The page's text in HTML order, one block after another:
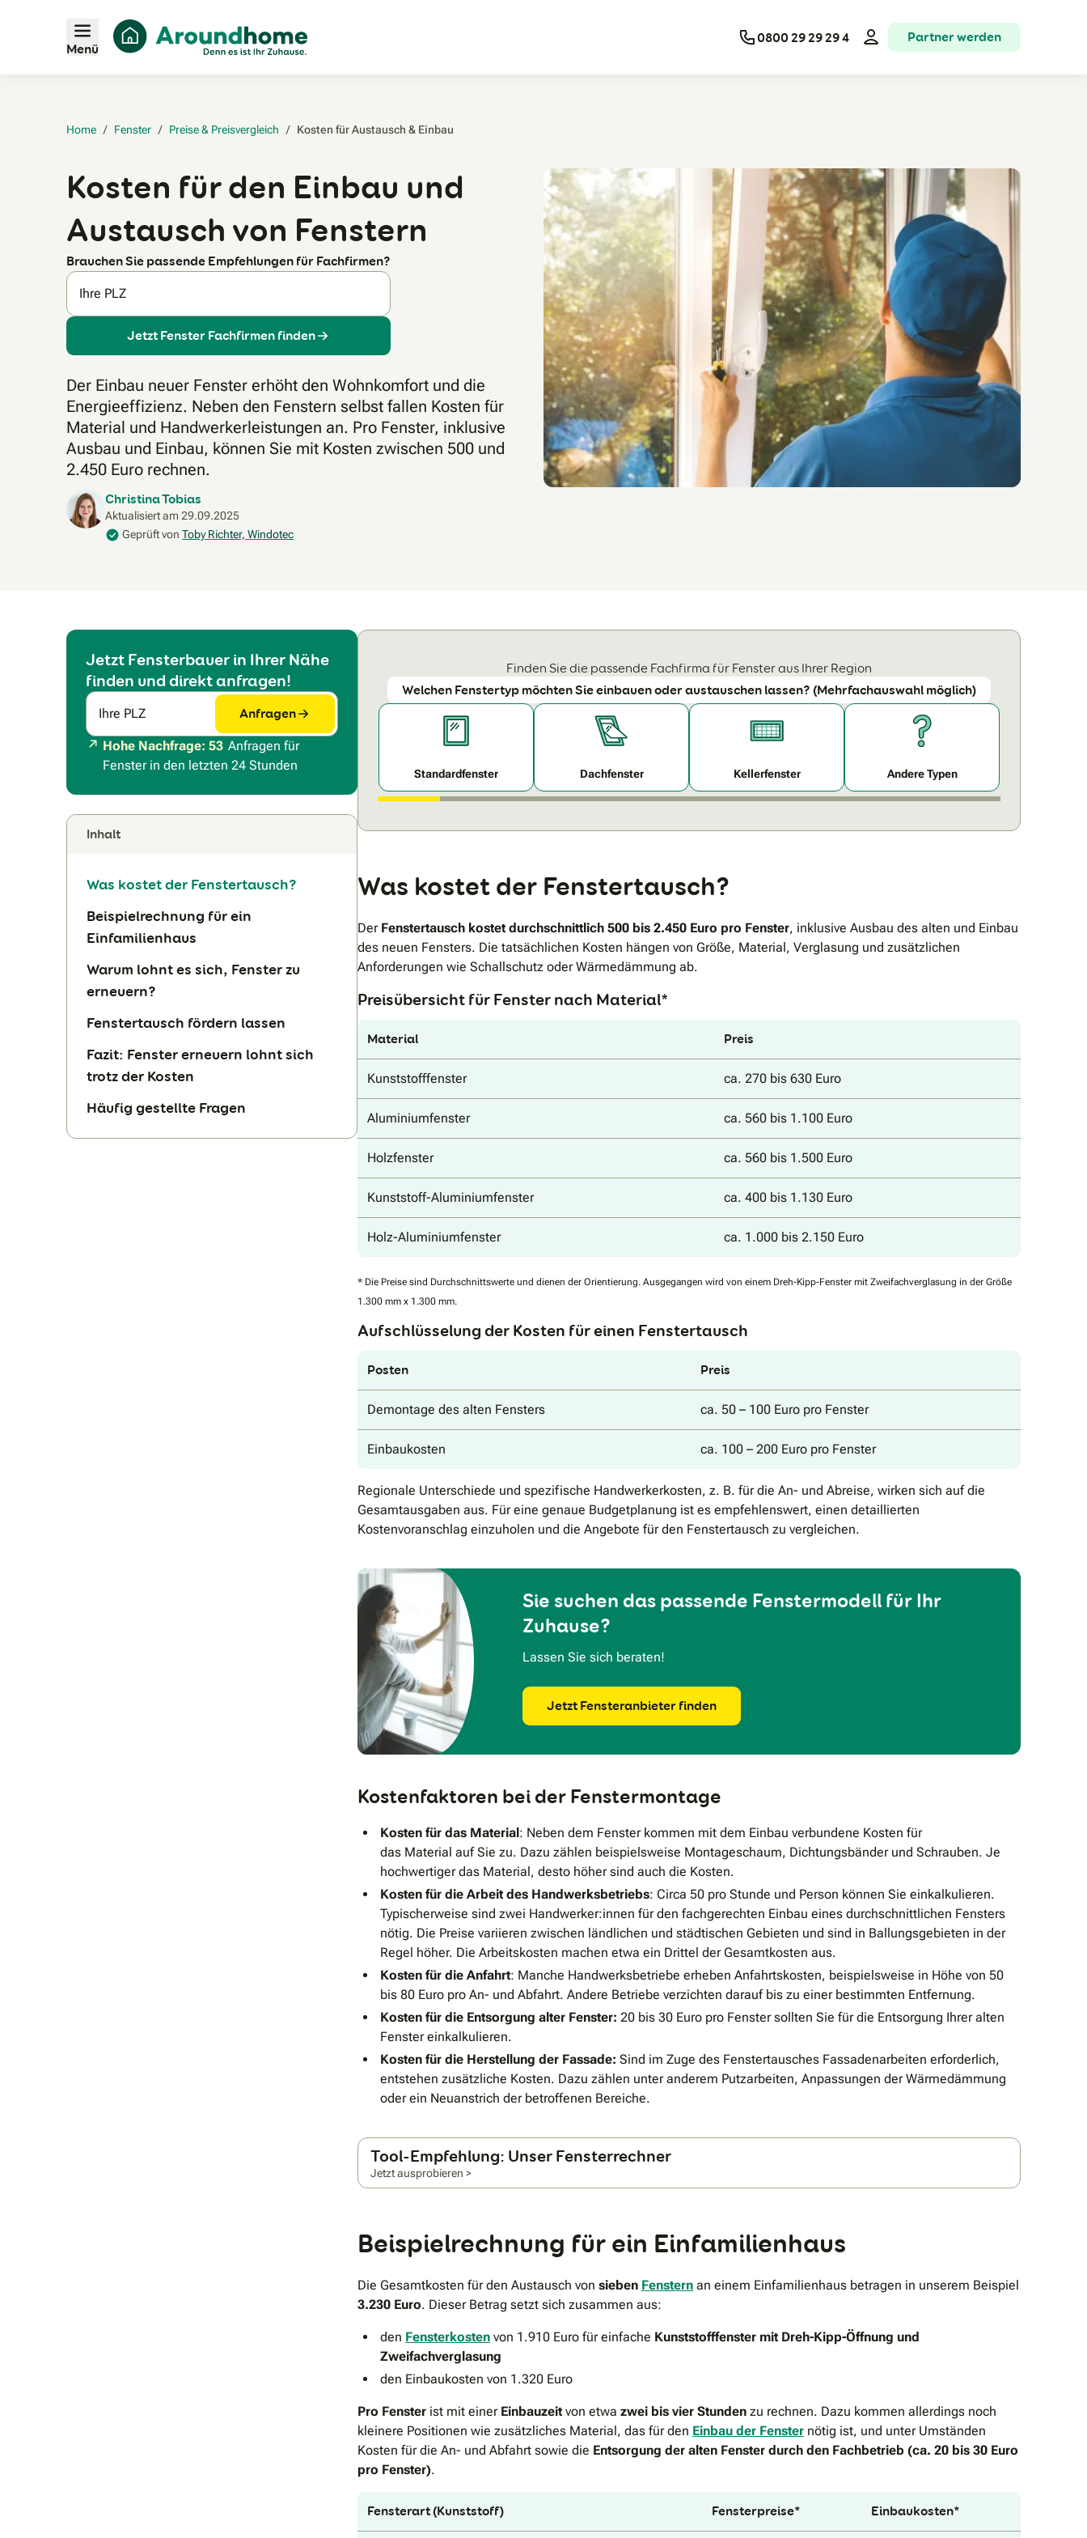
Menü
0800 29 29 29 4 Partner werden
Home / Fenster / Preise & Preisvergleich / Kosten für Austausch & Einbau‎
Kosten für den Einbau und
Austausch von Fenstern
Brauchen Sie passende Empfehlungen für Fachfirmen?
Ihre PLZ
Jetzt Fenster Fachfirmen finden
Der Einbau neuer Fenster erhöht den Wohnkomfort und die
Energieeffizienz. Neben den Fenstern selbst fallen Kosten für
Material und Handwerkerleistungen an. Pro Fenster, inklusive
Ausbau und Einbau, können Sie mit Kosten zwischen 500 und
2.450 Euro rechnen.
Christina Tobias
Aktualisiert am 29.09.2025
Geprüft von Toby Richter, Windotec
Jetzt Fensterbauer in Ihrer Nähe
finden und direkt anfragen!
Ihre PLZ Anfragen
Hohe Nachfrage: 53 Anfragen für
Fenster in den letzten 24 Stunden
Inhalt
Was kostet der Fenstertausch?
Beispielrechnung für ein
Einfamilienhaus
Warum lohnt es sich, Fenster zu
erneuern?
Fenstertausch fördern lassen
Fazit: Fenster erneuern lohnt sich
trotz der Kosten
Häufig gestellte Fragen
Finden Sie die passende Fachfirma für Fenster aus Ihrer Region
Welchen Fenstertyp möchten Sie einbauen oder austauschen lassen? (Mehrfachauswahl möglich)
Standardfenster Dachfenster Kellerfenster Andere Typen
Was kostet der Fenstertausch?
Der Fenstertausch kostet durchschnittlich 500 bis 2.450 Euro pro Fenster, inklusive Ausbau des alten und Einbau
des neuen Fensters. Die tatsächlichen Kosten hängen von Größe, Material, Verglasung und zusätzlichen
Anforderungen wie Schallschutz oder Wärmedämmung ab.
Preisübersicht für Fenster nach Material*
Material Preis
Kunststofffenster ca. 270 bis 630 Euro
Aluminiumfenster ca. 560 bis 1.100 Euro
Holzfenster ca. 560 bis 1.500 Euro
Kunststoff-Aluminiumfenster ca. 400 bis 1.130 Euro
Holz-Aluminiumfenster ca. 1.000 bis 2.150 Euro
* Die Preise sind Durchschnittswerte und dienen der Orientierung. Ausgegangen wird von einem Dreh-Kipp-Fenster mit Zweifachverglasung in der Größe
1.300 mm x 1.300 mm.
Aufschlüsselung der Kosten für einen Fenstertausch
Posten Preis
Demontage des alten Fensters ca. 50 – 100 Euro pro Fenster
Einbaukosten ca. 100 – 200 Euro pro Fenster
Regionale Unterschiede und spezifische Handwerkerkosten, z. B. für die An- und Abreise, wirken sich auf die
Gesamtausgaben aus. Für eine genaue Budgetplanung ist es empfehlenswert, einen detaillierten
Kostenvoranschlag einzuholen und die Angebote für den Fenstertausch zu vergleichen.
Sie suchen das passende Fenstermodell für Ihr
Zuhause?
Lassen Sie sich beraten!
Jetzt Fensteranbieter finden
Kostenfaktoren bei der Fenstermontage
Kosten für das Material: Neben dem Fenster kommen mit dem Einbau verbundene Kosten für
das Material auf Sie zu. Dazu zählen beispielsweise Montageschaum, Dichtungsbänder und Schrauben. Je
hochwertiger das Material, desto höher sind auch die Kosten.
Kosten für die Arbeit des Handwerksbetriebs: Circa 50 pro Stunde und Person können Sie einkalkulieren.
Typischerweise sind zwei Handwerker:innen für den fachgerechten Einbau eines durchschnittlichen Fensters
nötig. Die Preise variieren zwischen ländlichen und städtischen Gebieten und sind in Ballungsgebieten in der
Regel höher. Die Arbeitskosten machen etwa ein Drittel der Gesamtkosten aus.
Kosten für die Anfahrt: Manche Handwerksbetriebe erheben Anfahrtskosten, beispielsweise in Höhe von 50
bis 80 Euro pro An- und Abfahrt. Andere Betriebe verzichten darauf bis zu einer bestimmten Entfernung.
Kosten für die Entsorgung alter Fenster: 20 bis 30 Euro pro Fenster sollten Sie für die Entsorgung Ihrer alten
Fenster einkalkulieren.
Kosten für die Herstellung der Fassade: Sind im Zuge des Fenstertausches Fassadenarbeiten erforderlich,
entstehen zusätzliche Kosten. Dazu zählen unter anderem Putzarbeiten, Anpassungen der Wärmedämmung
oder ein Neuanstrich der betroffenen Bereiche.
Tool-Empfehlung: Unser Fensterrechner
Jetzt ausprobieren >
Beispielrechnung für ein Einfamilienhaus
Die Gesamtkosten für den Austausch von sieben Fenstern an einem Einfamilienhaus betragen in unserem Beispiel
3.230 Euro. Dieser Betrag setzt sich zusammen aus:
den Fensterkosten von 1.910 Euro für einfache Kunststofffenster mit Dreh-Kipp-Öffnung und
Zweifachverglasung
den Einbaukosten von 1.320 Euro
Pro Fenster ist mit einer Einbauzeit von etwa zwei bis vier Stunden zu rechnen. Dazu kommen allerdings noch
kleinere Positionen wie zusätzliches Material, das für den Einbau der Fenster nötig ist, und unter Umständen
Kosten für die An- und Abfahrt sowie die Entsorgung der alten Fenster durch den Fachbetrieb (ca. 20 bis 30 Euro
pro Fenster).
Fensterart (Kunststoff) Fensterpreise* Einbaukosten*